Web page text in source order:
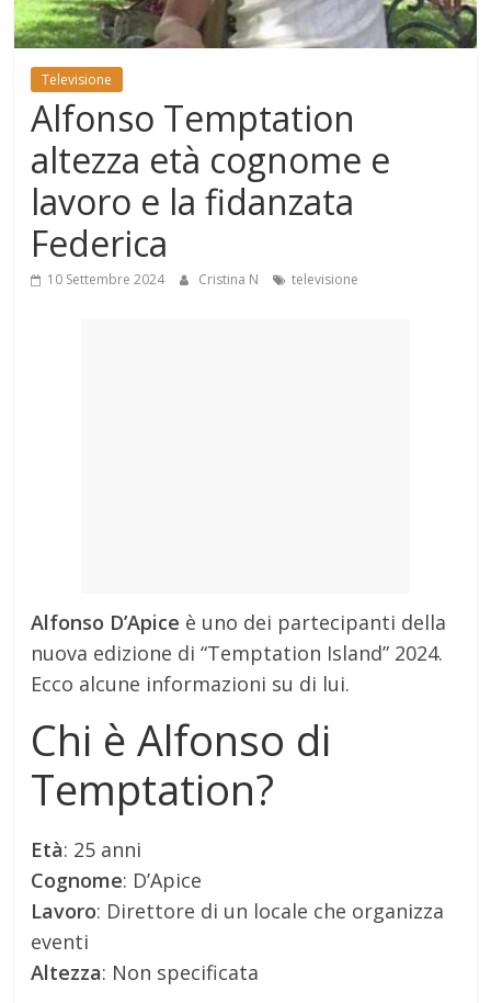
Mondo
Televisione
Alfonso Temptation
altezza età cognome e
lavoro e la fidanzata
Federica
10 Settembre 2024 Cristina N televisione
Alfonso D’Apice è uno dei partecipanti della
nuova edizione di “Temptation Island” 2024.
Ecco alcune informazioni su di lui.
Chi è Alfonso di
Temptation?
Età: 25 anni
Cognome: D’Apice
Lavoro: Direttore di un locale che organizza
eventi
Altezza: Non specificata